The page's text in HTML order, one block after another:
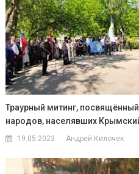
Траурный митинг,
народов, населявших
19.05.2023 Андрей Килочек